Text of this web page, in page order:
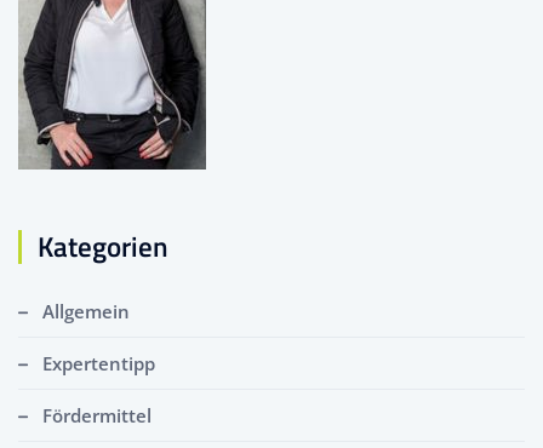
Kategorien
Allgemein
Expertentipp
Fördermittel